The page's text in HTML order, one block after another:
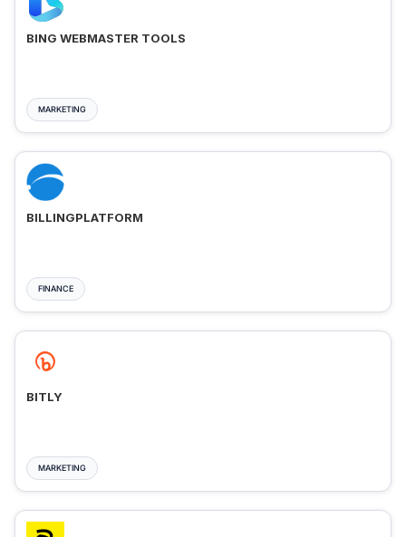
BING WEBMASTER TOOLS
MARKETING
BILLINGPLATFORM
FINANCE
BITLY
MARKETING